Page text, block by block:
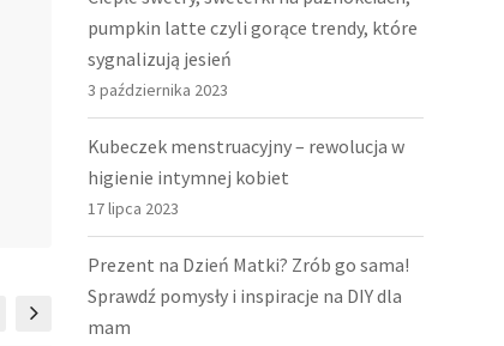
pumpkin latte czyli gorące trendy, które
sygnalizują jesień
3 października 2023
Kubeczek menstruacyjny – rewolucja w
higienie intymnej kobiet
17 lipca 2023
Prezent na Dzień Matki? Zrób go sama!
Sprawdź pomysły i inspiracje na DIY dla
mam